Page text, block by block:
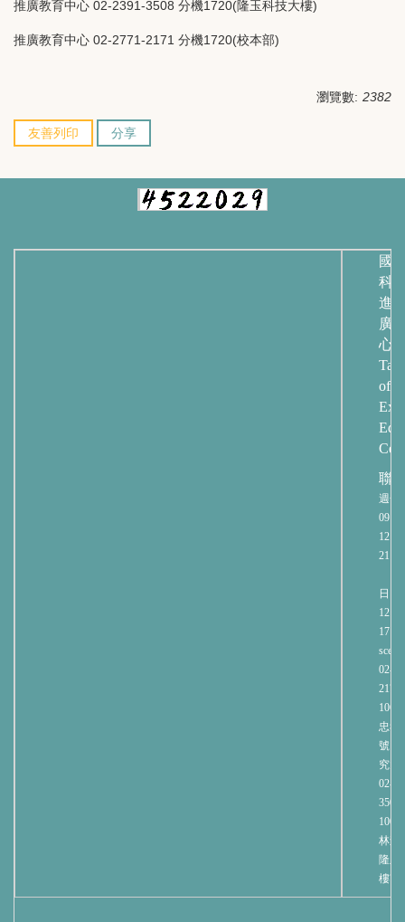
推廣教育中心 02-2391-3508 分機1720(隆玉科技大樓)
推廣教育中心 02-2771-2171 分機1720(校本部)
瀏覽數: 2382
友善列印 分享
國
科
進
廣
心
of
聯
週一
21:00
日
17:00
02-
2171
忠孝
號
究大
02-
3508
林森
隆玉
樓